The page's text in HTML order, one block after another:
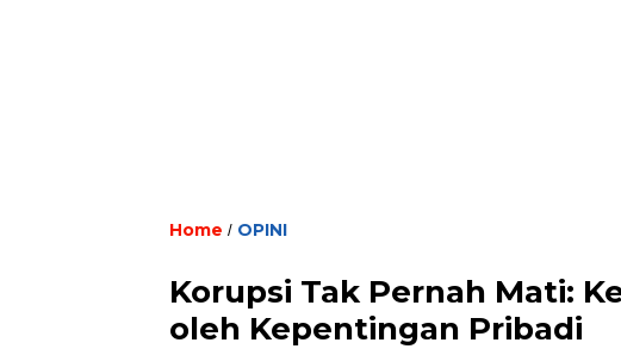
Home / OPINI
Korupsi Tak Pernah Mati:
oleh Kepentingan Pribadi